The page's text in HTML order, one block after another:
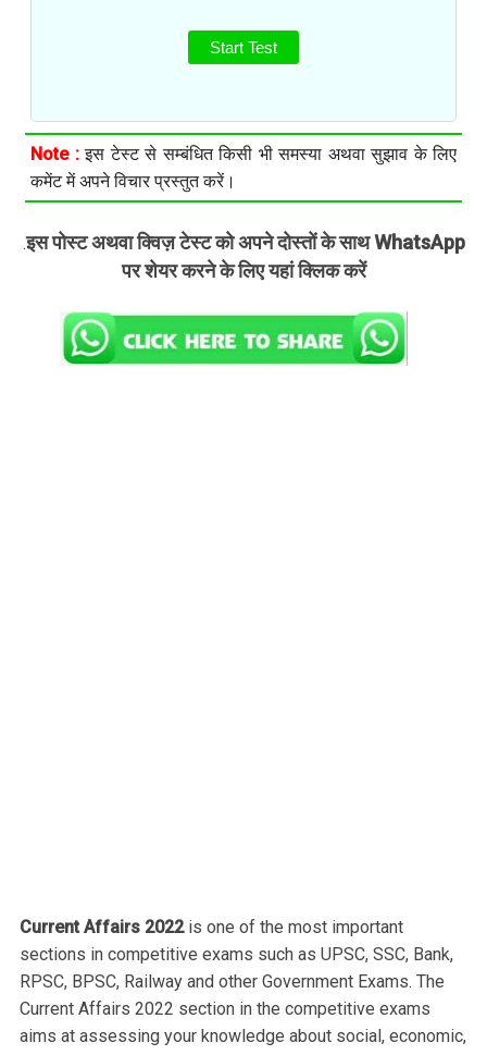
Start Test
Note :इस टेस्ट से सम्बंधित किसी भी समस्या अथवा सुझाव के लिए
कमेंट में अपने विचार प्रस्तुत करें।
.इस पोस्ट अथवा क्विज़ टेस्ट को अपने दोस्तों के साथ WhatsApp
पर शेयर करने के लिए यहां क्लिक करें
Current Affairs 2022is one of the most important
sections in competitive exams such as UPSC, SSC, Bank,
RPSC, BPSC, Railway and other Government Exams. The
Current Affairs 2022 section in the competitive exams
aims at assessing your knowledge about social, economic,